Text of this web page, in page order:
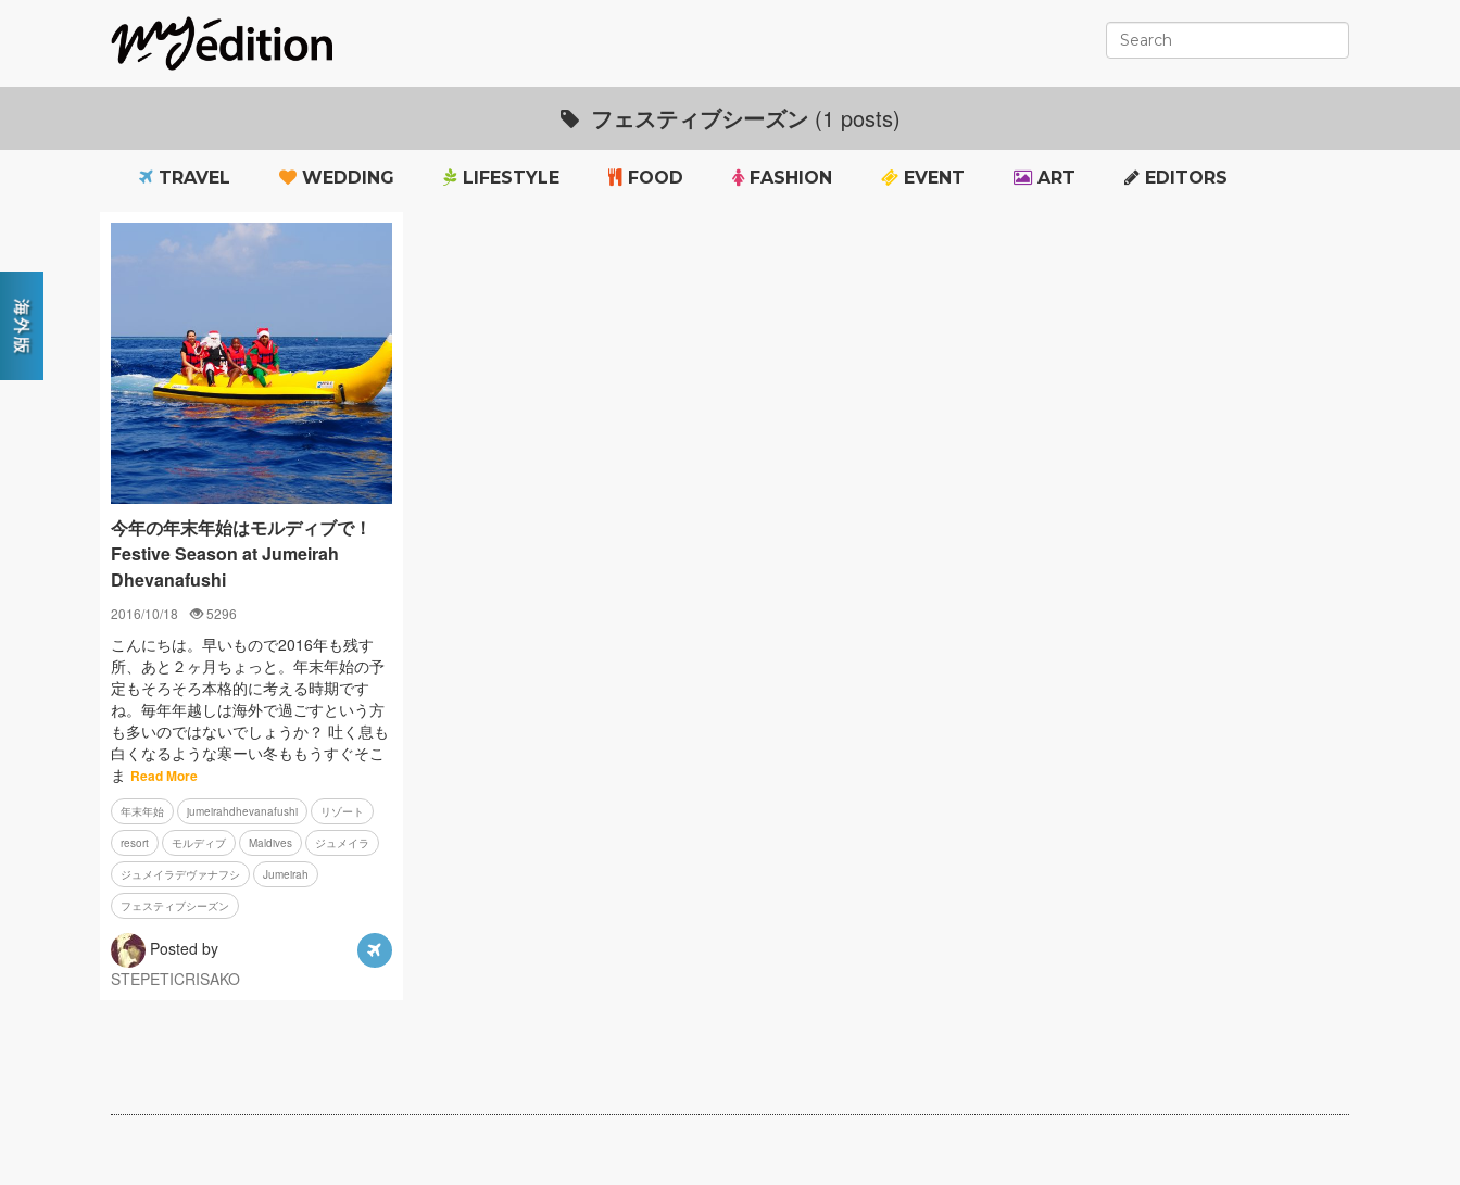
フェスティブシーズン (1 posts)
TRAVEL WEDDING LIFESTYLE FOOD FASHION EVENT ART EDITORS
今年の年末年始はモルディブで！
Festive Season at Jumeirah
Dhevanafushi
2016/10/18 5296
こんにちは。早いもので2016年も残す
所、あと２ヶ月ちょっと。年末年始の予
定もそろそろ本格的に考える時期です
ね。毎年年越しは海外で過ごすという方
も多いのではないでしょうか？ 吐く息も
白くなるような寒ーい冬ももうすぐそこ
ま Read More
年末年始 jumeirahdhevanafushi リゾート
resort モルディブ Maldives ジュメイラ
ジュメイラデヴァナフシ Jumeirah
フェスティブシーズン
Posted by
STEPETICRISAKO